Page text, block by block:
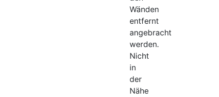
Wänden
entfernt
angebracht
werden.
Nicht
in
der
Nähe